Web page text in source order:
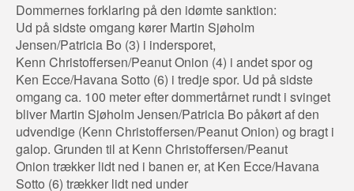
Dommernes forklaring på den idømte sanktion:
Ud på sidste omgang kører Martin Sjøholm
Jensen/Patricia Bo (3) i indersporet,
Kenn Christoffersen/Peanut Onion (4) i andet spor og
Ken Ecce/Havana Sotto (6) i tredje spor. Ud på sidste
omgang ca. 100 meter efter dommertårnet rundt i svinget
bliver Martin Sjøholm Jensen/Patricia Bo påkørt af den
udvendige (Kenn Christoffersen/Peanut Onion) og bragt i
galop. Grunden til at Kenn Christoffersen/Peanut
Onion trækker lidt ned i banen er, at Ken Ecce/Havana
Sotto (6) trækker lidt ned under